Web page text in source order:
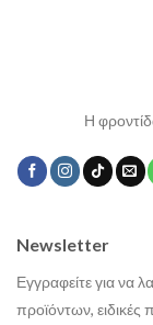
Η
Newsletter
Εγγραφείτε για να
προϊόντων, ειδικές